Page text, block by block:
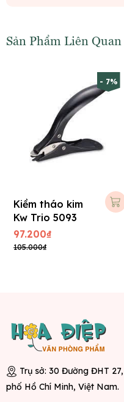
Sản Phẩm Liên Quan
- 7%
Kiềm tháo kim
Kw Trio 5093
97.200₫
105.000₫
Trụ sở: 30 Đường ĐHT
phố Hồ Chí Minh, Việt Nam.